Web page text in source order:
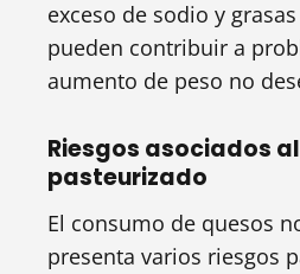
exceso de sodio y
pueden contribuir a
aumento de peso no
Riesgos asociados
pasteurizado
El consumo de quesos
presenta varios riesgos